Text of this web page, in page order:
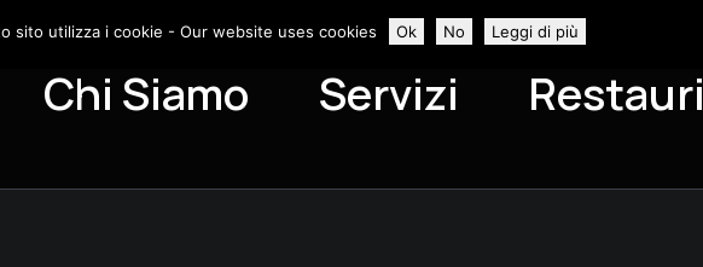
Chi Siamo Servizi Restauri
sito utilizza i cookie - Our website uses cookies Ok No Leggi di più